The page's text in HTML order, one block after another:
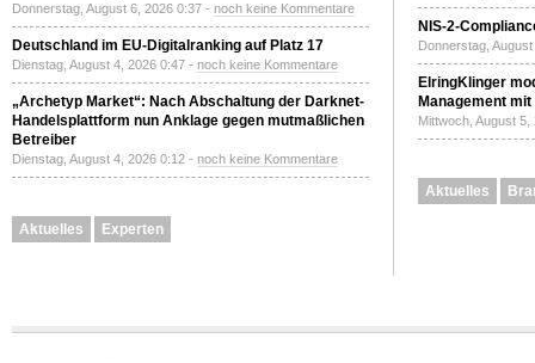
Donnerstag, August 6, 2026 0:37 - noch keine Kommentare
Deutschland im EU-Digitalranking auf Platz 17
Dienstag, August 4, 2026 0:47 - noch keine Kommentare
„Archetyp Market“: Nach Abschaltung der Darknet-
Handelsplattform nun Anklage gegen mutmaßlichen
Betreiber
Dienstag, August 4, 2026 0:12 - noch keine Kommentare
Aktuelles Experten
NIS-2-
Donnerstag,
ElringKlinger
Management
Mittwoch, August
Aktuelles